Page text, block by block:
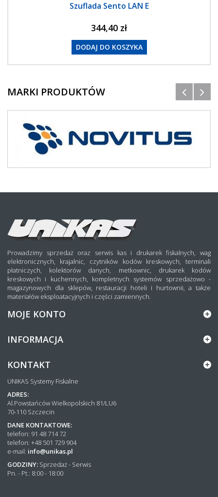
Szuflada Sento LAN E
344,40 zł
DODAJ DO KOSZYKA
MARKI PRODUKTÓW
Prowadzimy sprzedaż oraz serwis kas i drukarek fiskalnych, wag
elektronicznych, krajalnic, czytników kodów kreskowych, terminali
płatniczych, kolektorów danych, metkownic, drukarek kodów
kreskowych i kuchennych, kompletnych systemów sprzedażowo -
magazynowych dla sklepów, restauracji hoteli i hurtownii, a także
materiałów eksploatacyjnych i części zamiennych.
MOJE KONTO
INFORMACJA
KONTAKT
UNIKAS Systemy Fiskalne
ADRES:
Al.Powstańców Wielkopolskich 81/LU6
70-110 Szczecin
DANE KONTAKTOWE:
telefon: 91 48 714 72
telefon: +48 501 729 904
e-mail: info@unikas.pl
GODZINY: Sprzedaż - Serwis
Pn. - Pt.: 8:00 - 18:00